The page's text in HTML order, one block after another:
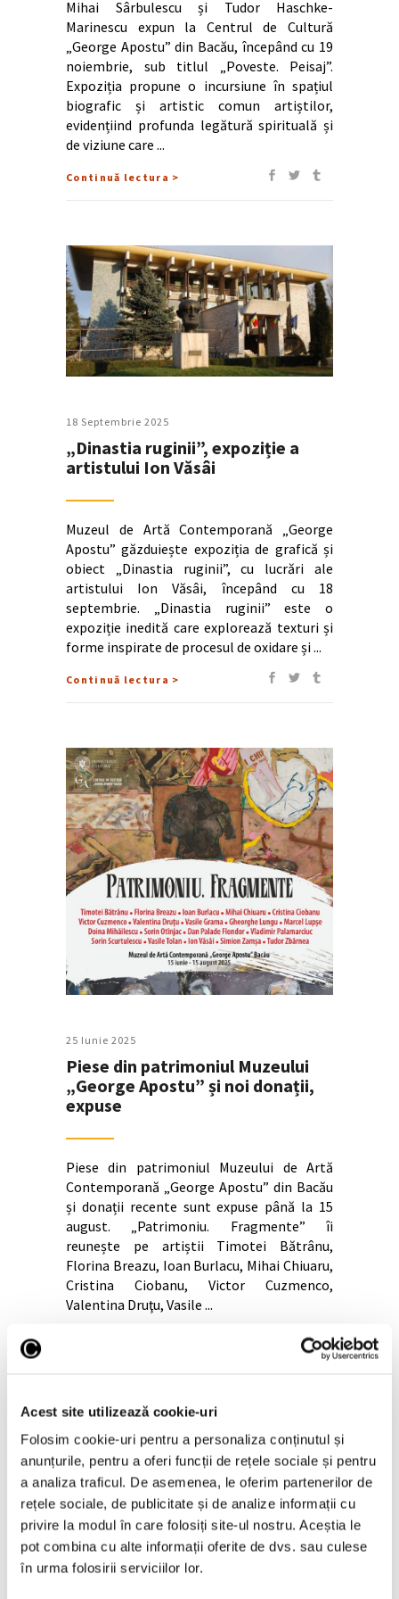
Acest site utilizează cookie-uri
Folosim cookie-uri pentru a personaliza conținutul și
anunțurile, pentru a oferi funcții de rețele sociale și pentru
a analiza traficul. De asemenea, le oferim partenerilor de
rețele sociale, de publicitate și de analize informații cu
privire la modul în care folosiți site-ul nostru. Aceștia le
pot combina cu alte informații oferite de dvs. sau culese
în urma folosirii serviciilor lor.
Mihai Sârbulescu și Tudor Haschke-
Marinescu expun la Centrul de Cultură
„George Apostu” din Bacău, începând cu 19
noiembrie, sub titlul „Poveste. Peisaj”.
Expoziția propune o incursiune în spațiul
biografic și artistic comun artiștilor,
evidențiind profunda legătură spirituală și
de viziune care
Continuă lectura >
18 Septembrie 2025
„Dinastia ruginii”, expoziție a
artistului Ion Văsâi
Muzeul de Artă Contemporană „George
Apostu” găzduiește expoziția de grafică și
obiect „Dinastia ruginii”, cu lucrări ale
artistului Ion Văsâi, începând cu 18
septembrie. „Dinastia ruginii” este o
expoziție inedită care explorează texturi și
forme inspirate de procesul de oxidare și
Continuă lectura >
25 Iunie 2025
Piese din patrimoniul Muzeului
„George Apostu” și noi donații,
expuse
Piese din patrimoniul Muzeului de Artă
Contemporană „George Apostu” din Bacău
și donații recente sunt expuse până la 15
august. „Patrimoniu. Fragmente” îi
reunește pe artiștii Timotei Bătrânu,
Florina Breazu, Ioan Burlacu, Mihai Chiuaru,
Cristina Ciobanu, Victor Cuzmenco,
Valentina Druţu, Vasile